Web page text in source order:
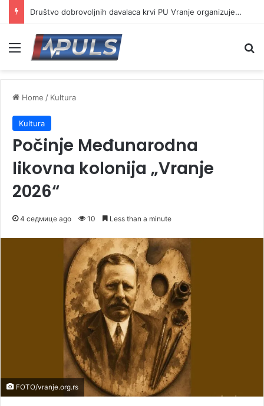
Društvo dobrovoljnih davalaca krvi PU Vranje organizuje akciju na Besnoj kobili
Menu
Home / Kultura
Kultura
Počinje Međunarodna
likovna kolonija „Vranje
2026“
4 седмице ago 10 Less than a minute
FOTO/vranje.org.rs